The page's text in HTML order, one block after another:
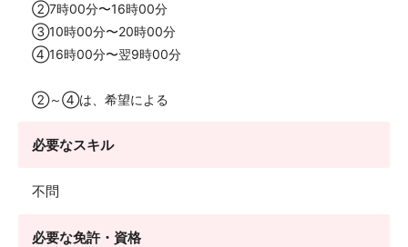
②7時00分〜16時00分
③10時00分〜20時00分
④16時00分〜翌9時00分
②～④は、希望による
必要なスキル
不問
必要な免許・資格